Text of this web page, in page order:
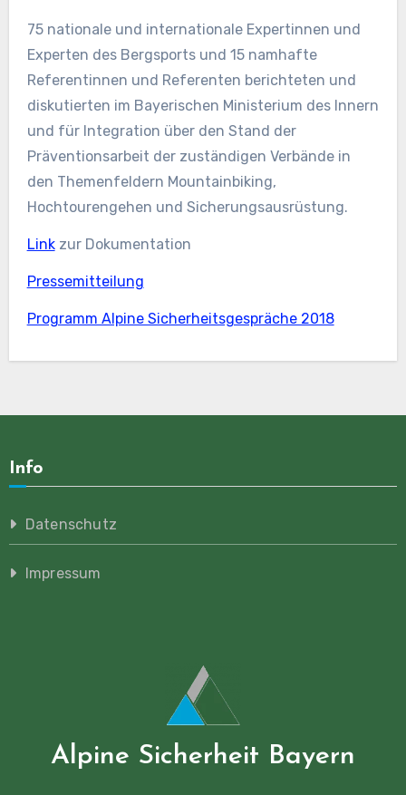
75 nationale und internationale Expertinnen und
Experten des Bergsports und 15 namhafte
Referentinnen und Referenten berichteten und
diskutierten im Bayerischen Ministerium des Innern
und für Integration über den Stand der
Präventionsarbeit der zuständigen Verbände in
den Themenfeldern Mountainbiking,
Hochtourengehen und Sicherungsausrüstung.
Linkzur Dokumentation
Pressemitteilung
Programm Alpine Sicherheitsgespräche 2018
Info
Datenschutz
Impressum
Alpine Sicherheit Bayern